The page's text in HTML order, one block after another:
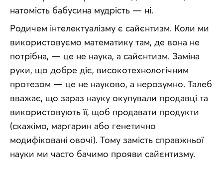
натомість бабусина мудрість — ні.
Родичем інтелектуалізму є сайєнтизм. Коли ми
використовуємо математику там, де вона не
потрібна, — це не наука, а сайєнтизм. Заміна
руки, що добре діє, високотехнологічним
протезом — це не науково, а нерозумно. Талеб
вважає, що зараз науку окупували продавці та
використовують її, щоб продавати продукти
(скажімо, маргарин або генетично
модифіковані овочі). Тому замість справжньої
науки ми часто бачимо прояви сайєнтизму.